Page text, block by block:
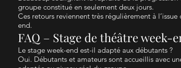
groupe constitué en seulement deux jours.
Ces retours reviennent très régulièrement à l’issue
end.
FAQ – Stage de théâtre week-
Le stage week-end est-il adapté aux débutants ?
Oui. Débutants et amateurs sont accueillis avec